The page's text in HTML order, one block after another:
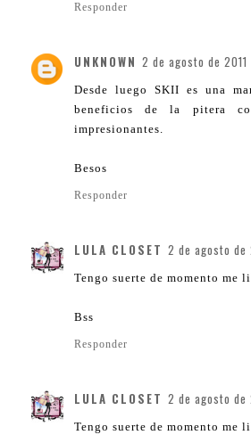
Responder
UNKNOWN 2 de agosto de 2011
Desde luego SKII es una
beneficios de la pitera
impresionantes.
Besos
Responder
LULA CLOSET 2 de agosto de
Tengo suerte de momento me
Bss
Responder
LULA CLOSET 2 de agosto de
Tengo suerte de momento me